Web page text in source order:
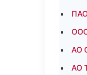
АО
АО